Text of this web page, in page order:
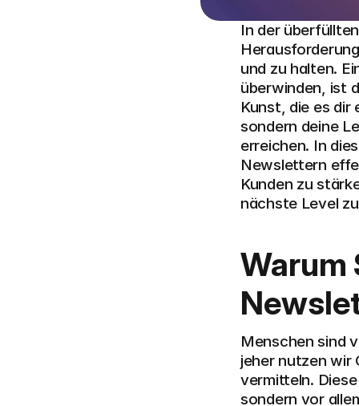
In der
und zu halten.
überwinden, ist
Kunst, die es
sondern deine
erreichen. In
Newslettern
Kunden zu
nächste Level
Menschen sind
jeher nutzen wir
vermitteln.
sondern vor